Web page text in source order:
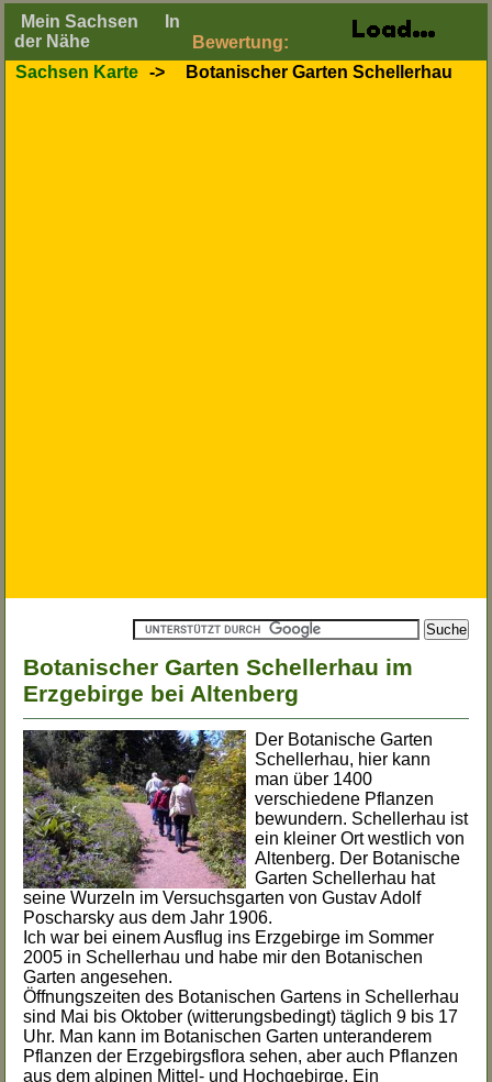
Bewertung:
Mein Sachsen
In
der Nähe
Sachsen Karte -> Botanischer Garten Schellerhau
Botanischer Garten Schellerhau im
Erzgebirge bei Altenberg
Der Botanische Garten
Schellerhau, hier kann
man über 1400
verschiedene Pflanzen
bewundern. Schellerhau ist
ein kleiner Ort westlich von
Altenberg. Der Botanische
Garten Schellerhau hat
seine Wurzeln im Versuchsgarten von Gustav Adolf
Poscharsky aus dem Jahr 1906.
Ich war bei einem Ausflug ins Erzgebirge im Sommer
2005 in Schellerhau und habe mir den Botanischen
Garten angesehen.
Öffnungszeiten des Botanischen Gartens in Schellerhau
sind Mai bis Oktober (witterungsbedingt) täglich 9 bis 17
Uhr. Man kann im Botanischen Garten unteranderem
Pflanzen der Erzgebirgsflora sehen, aber auch Pflanzen
aus dem alpinen Mittel- und Hochgebirge. Ein